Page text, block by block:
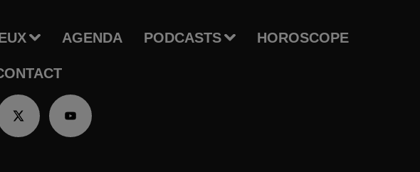
AGENDA PODCASTS HOROSCOPE